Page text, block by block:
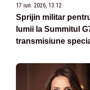
17 iun. 2026, 13:12
Sprijin militar
lumii la Summitul
transmisiune